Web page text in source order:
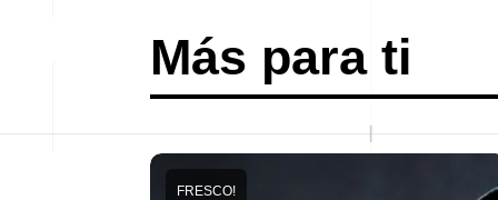
Más para ti
FRESCO!